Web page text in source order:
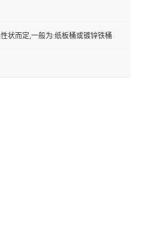
状而定,一般为:纸板桶或镀锌铁桶